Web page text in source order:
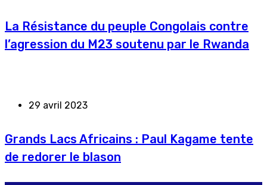
La Résistance du peuple Congolais contre
l’agression du M23 soutenu par le Rwanda
29 avril 2023
Grands Lacs Africains : Paul Kagame tente
de redorer le blason